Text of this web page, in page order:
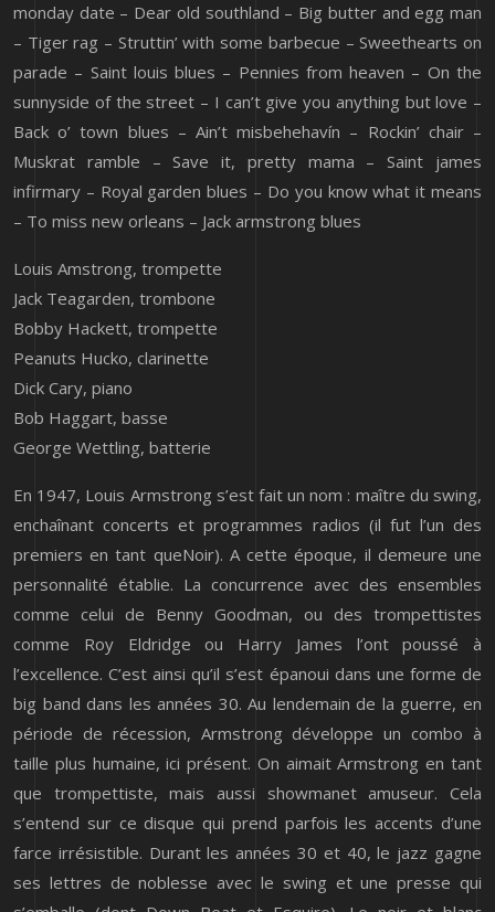
monday date – Dear old southland – Big butter and egg man
– Tiger rag – Struttin’ with some barbecue – Sweethearts on
parade – Saint louis blues – Pennies from heaven – On the
sunnyside of the street – I can’t give you anything but love –
Back o’ town blues – Ain’t misbehehavín – Rockin’ chair –
Muskrat ramble – Save it, pretty mama – Saint james
infirmary – Royal garden blues – Do you know what it means
– To miss new orleans – Jack armstrong blues
Louis Amstrong, trompette
Jack Teagarden, trombone
Bobby Hackett, trompette
Peanuts Hucko, clarinette
Dick Cary, piano
Bob Haggart, basse
George Wettling, batterie
En 1947, Louis Armstrong s’est fait un nom : maître du swing,
enchaînant concerts et programmes radios (il fut l’un des
premiers en tant queNoir). A cette époque, il demeure une
personnalité établie. La concurrence avec des ensembles
comme celui de Benny Goodman, ou des trompettistes
comme Roy Eldridge ou Harry James l’ont poussé à
l’excellence. C’est ainsi qu’il s’est épanoui dans une forme de
big band dans les années 30. Au lendemain de la guerre, en
période de récession, Armstrong développe un combo à
taille plus humaine, ici présent. On aimait Armstrong en tant
que trompettiste, mais aussi showmanet amuseur. Cela
s’entend sur ce disque qui prend parfois les accents d’une
farce irrésistible. Durant les années 30 et 40, le jazz gagne
ses lettres de noblesse avec le swing et une presse qui